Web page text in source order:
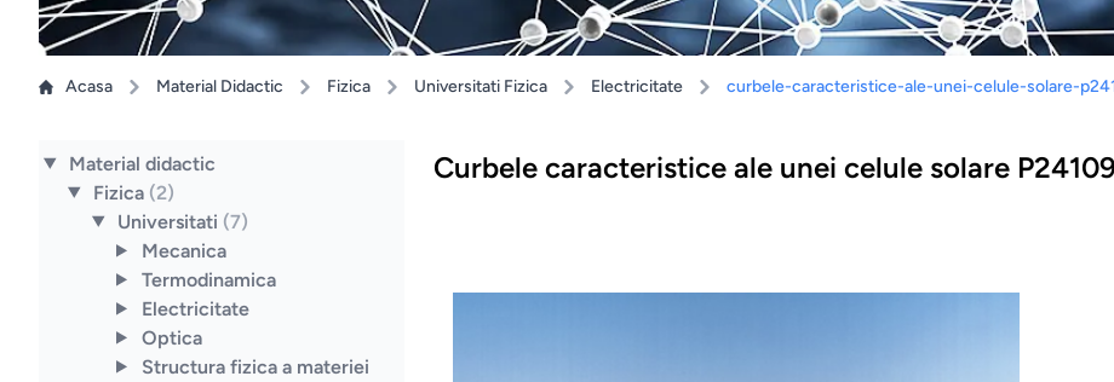
Acasa Material Didactic Fizica Universitati Fizica Electricitate curbele-caracteristice-ale-unei-celule-solare-
Material didactic
Fizica (2)
Universitati (7)
Mecanica
Termodinamica
Electricitate
Optica
Structura fizica a materiei
Curbele caracteristice ale unei celule solare